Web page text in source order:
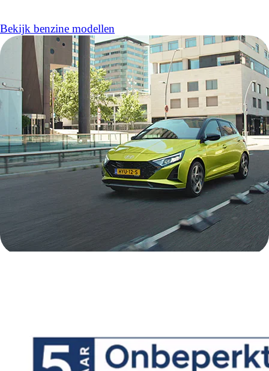
Bekijk benzine modellen